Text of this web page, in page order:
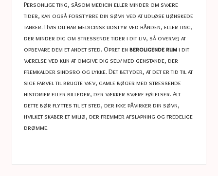
Personlige ting, såsom medicin eller minder om svære
tider, kan også forstyrre din søvn ved at udløse uønskede
tanker. Hvis du har medicinsk udstyr ved hånden, eller ting,
der minder dig om stressende tider i dit liv, så overvej at
opbevare dem et andet sted. Opret en beroligende rumi dit
værelse ved kun at omgive dig selv med genstande, der
fremkalder sindsro og lykke. Det betyder, at det er tid til at
sige farvel til brugte væv, gamle bøger med stressende
historier eller billeder, der vækker svære følelser. Alt
dette bør flyttes til et sted, der ikke påvirker din søvn,
hvilket skaber et miljø, der fremmer afslapning og fredelige
drømme.